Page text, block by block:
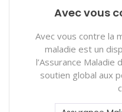
Avec vous
Avec vous contre la
maladie est un
l’Assurance Maladie
soutien global aux